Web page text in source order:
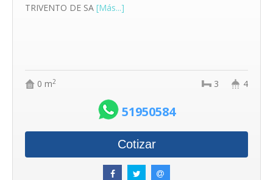
TRIVENTO DE SA [Más...]
0 m2 4
3
51950584
Cotizar